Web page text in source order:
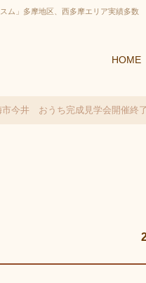
ム」多摩地区、西多摩エリア実績多数
HOME
市今井 おうち完成見学会開催終了